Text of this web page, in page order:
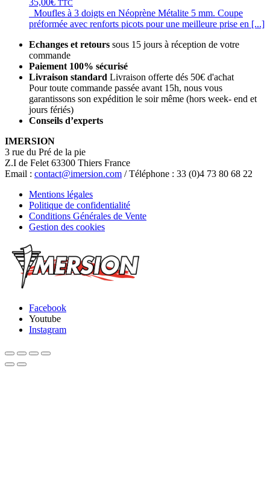
35,00€ TTC
Moufles à 3 doigts en Néoprène Métalite 5 mm. Coupe
préformée avec renforts picots pour une meilleure prise en [...]
Echanges et retours sous 15 jours à réception de votre
commande
Paiement 100% sécurisé
Livraison standard Livraison offerte dés 50€ d'achat
Pour toute commande passée avant 15h, nous vous
garantissons son expédition le soir même (hors week- end et
jours fériés)
Conseils d’experts
IMERSION
3 rue du Pré de la pie
Z.I de Felet 63300 Thiers France
Email : contact@imersion.com / Téléphone : 33 (0)4 73 80 68 22
Mentions légales
Politique de confidentialité
Conditions Générales de Vente
Gestion des cookies
Facebook
Youtube
Instagram